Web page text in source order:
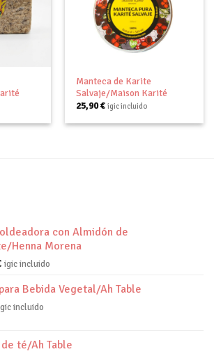
a tu
lista de
deseos
lista de
Manteca de Karite
Salvaje/Maison Karité
25,90€ igic incluido
con Almidón de
Henna Morena
igic incluido
Bebida Vegetal/Ah Table
incluido
té/Ah Table